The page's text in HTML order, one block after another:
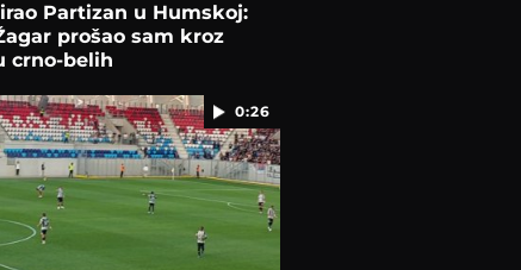
Partizan u Humskoj:
prošao sam kroz
crno-belih
0:26